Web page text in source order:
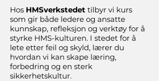
Hos HMSverkstedet tilbyr vi kurs
som gir både ledere og ansatte
kunnskap, refleksjon og verktøy for å
styrke HMS-kulturen. I stedet for å
lete etter feil og skyld, lærer du
hvordan vi kan skape læring,
forbedring og en sterk
sikkerhetskultur.​